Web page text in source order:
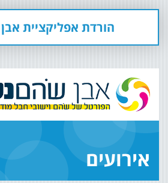
הורדת אפליקציית
אירועים